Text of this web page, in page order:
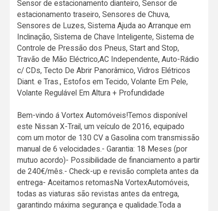
Sensor de estacionamento dianteiro, Sensor de
estacionamento traseiro, Sensores de Chuva,
Sensores de Luzes, Sistema Ajuda ao Arranque em
Inclinação, Sistema de Chave Inteligente, Sistema de
Controle de Pressão dos Pneus, Start and Stop,
Travão de Mão Eléctrico,AC Independente, Auto-Rádio
c/ CDs, Tecto De Abrir Panorâmico, Vidros Elétricos
Diant. e Tras., Estofos em Tecido, Volante Em Pele,
Volante Regulável Em Altura + Profundidade
Bem-vindo á Vortex Automóveis!Temos disponível
este Nissan X-Trail, um veículo de 2016, equipado
com um motor de 130 CV a Gasolina com transmissão
manual de 6 velocidades.- Garantia: 18 Meses (por
mutuo acordo)- Possibilidade de financiamento a partir
de 240€/mês.- Check-up e revisão completa antes da
entrega- Aceitamos retomasNa VortexAutomóveis,
todas as viaturas são revistas antes da entrega,
garantindo máxima segurança e qualidade.Toda a